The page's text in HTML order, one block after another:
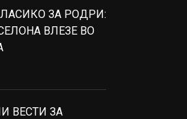
ЗА РОДРИ:
ВЛЕЗЕ ВО
ВЕСТИ ЗА